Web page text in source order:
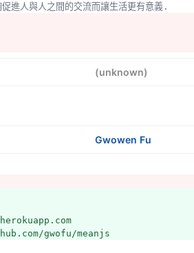
進人與人之間的交流而讓生活更有意義.
(unknown)
Gwowen Fu
gwofu/meanjs